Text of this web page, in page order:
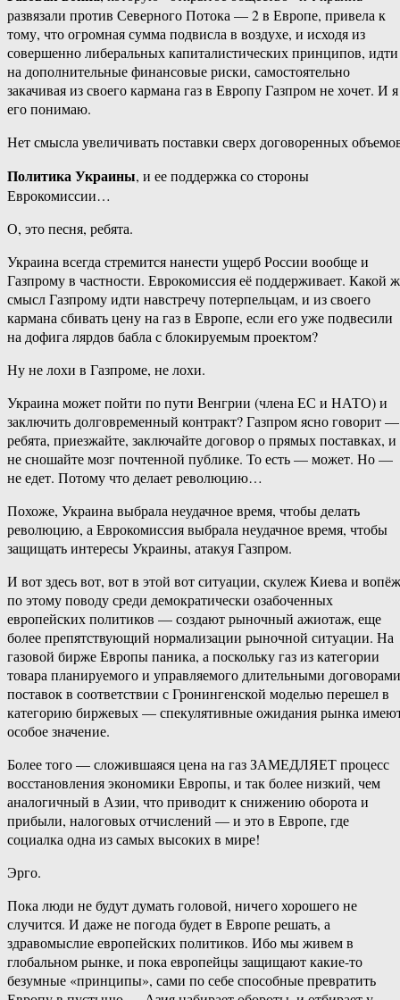
развязали против Северного Потока — 2 в Европе, привела к
тому, что огромная сумма подвисла в воздухе, и исходя из
совершенно либеральных капиталистических принципов, идти
на дополнительные финансовые риски, самостоятельно
закачивая из своего кармана газ в Европу Газпром не хочет. И я
его понимаю.
Нет смысла увеличивать поставки сверх договоренных
Политика Украины, и ее поддержка со стороны
Еврокомиссии…
О, это песня, ребята.
Украина всегда стремится нанести ущерб России вообще и
Газпрому в частности. Еврокомиссия её поддерживает. Какой
смысл Газпрому идти навстречу потерпельцам, и из своего
кармана сбивать цену на газ в Европе, если его уже подвесили
на дофига лярдов бабла с блокируемым проектом?
Ну не лохи в Газпроме, не лохи.
Украина может пойти по пути Венгрии (члена ЕС и НАТО) и
заключить долговременный контракт? Газпром ясно говорит —
ребята, приезжайте, заключайте договор о прямых поставках, и
не сношайте мозг почтенной публике. То есть — может. Но —
не едет. Потому что делает революцию…
Похоже, Украина выбрала неудачное время, чтобы делать
революцию, а Еврокомиссия выбрала неудачное время, чтобы
защищать интересы Украины, атакуя Газпром.
И вот здесь вот, вот в этой вот ситуации, скулеж Киева и вопёж
по этому поводу среди демократически озабоченных
европейских политиков — создают рыночный ажиотаж, еще
более препятствующий нормализации рыночной ситуации. На
газовой бирже Европы паника, а поскольку газ из категории
товара планируемого и управляемого длительными договорами
поставок в соответствии с Гронингенской моделью перешел в
категорию биржевых — спекулятивные ожидания рынка
особое значение.
Более того — сложившаяся цена на газ ЗАМЕДЛЯЕТ процесс
восстановления экономики Европы, и так более низкий, чем
аналогичный в Азии, что приводит к снижению оборота и
прибыли, налоговых отчислений — и это в Европе, где
социалка одна из самых высоких в мире!
Эрго.
Пока люди не будут думать головой, ничего хорошего не
случится. И даже не погода будет в Европе решать, а
здравомыслие европейских политиков. Ибо мы живем в
глобальном рынке, и пока европейцы защищают какие-то
безумные «принципы», сами по себе способные превратить